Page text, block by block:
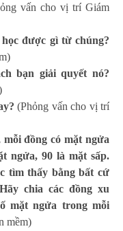
vấn cho vị trí Giám
được gì từ chúng?
bạn giải quyết nó?
(Phỏng vấn cho vị trí
đồng có mặt ngửa
ngửa, 90 là mặt sấp.
tìm thấy bằng bất cứ
chia các đồng xu
mặt ngửa trong mỗi
mềm)